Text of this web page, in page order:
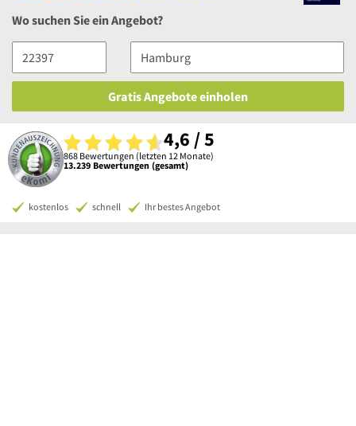
Wo suchen Sie ein Angebot?
Gratis Angebote einholen
4,6 / 5
868 Bewertungen (letzten 12 Monate)
13.239 Bewertungen (gesamt)
kostenlos schnell Ihr bestes Angebot